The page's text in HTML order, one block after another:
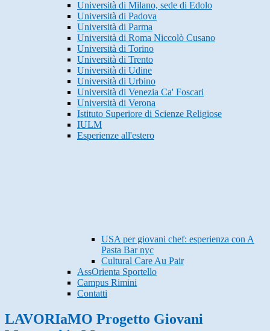
Università di Milano, sede di Edolo
Università di Padova
Università di Parma
Università di Roma Niccolò Cusano
Università di Torino
Università di Trento
Università di Udine
Università di Urbino
Università di Venezia Ca' Foscari
Università di Verona
Istituto Superiore di Scienze Religiose
IULM
Esperienze all'estero
USA per giovani chef: esperienza con A
Pasta Bar nyc
Cultural Care Au Pair
AssOrienta Sportello
Campus Rimini
Contatti
LAVORIaMO Progetto Giovani